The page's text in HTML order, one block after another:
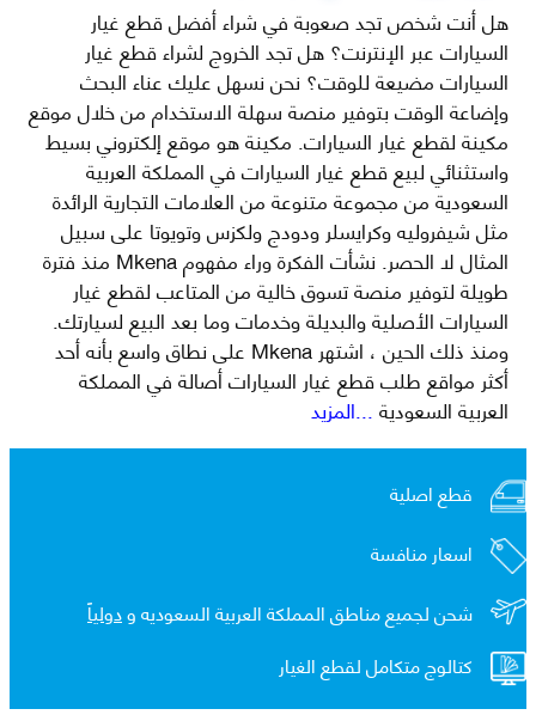
هل أنت شخص تجد صعوبة في شراء أفضل قطع غيار
السيارات عبر الإنترنت؟ هل تجد الخروج لشراء قطع غيار
السيارات مضيعة للوقت؟ نحن نسهل عليك عناء البحث
وإضاعة الوقت بتوفير منصة سهلة الاستخدام من خلال موقع
مكينة لقطع غيار السيارات. مكينة هو موقع إلكتروني بسيط
واستثنائي لبيع قطع غيار السيارات في المملكة العربية
السعودية من مجموعة متنوعة من العلامات التجارية الرائدة
مثل شيفروليه وكرايسلر ودودج ولكزس وتويوتا على سبيل
المثال لا الحصر. نشأت الفكرة وراء مفهوم Mkena منذ فترة
طويلة لتوفير منصة تسوق خالية من المتاعب لقطع غيار
السيارات الأصلية والبديلة وخدمات وما بعد البيع لسيارتك.
ومنذ ذلك الحين ، اشتهر Mkena على نطاق واسع بأنه أحد
أكثر مواقع طلب قطع غيار السيارات أصالة في المملكة
العربية السعودية...المزيد
قطع اصلية
اسعار منافسة
شحن لجميع مناطق المملكة العربية السعوديه ودولياً
كتالوج متكامل لقطع الغيار